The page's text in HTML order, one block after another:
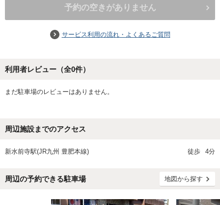
予約の空きがありません
サービス利用の流れ・よくあるご質問
利用者レビュー（全0件）
まだ駐車場のレビューはありません。
周辺施設までのアクセス
新水前寺駅(JR九州 豊肥本線) 徒歩 4分
周辺の予約できる駐車場 地図から探す